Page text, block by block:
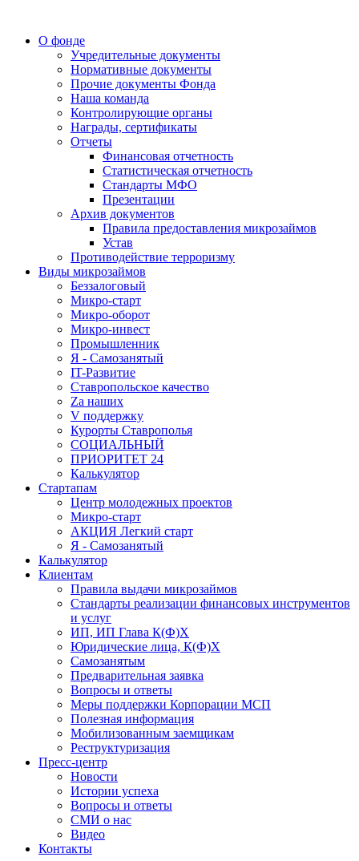
О фонде
Учредительные документы
Нормативные документы
Прочие документы Фонда
Наша команда
Контролирующие органы
Награды, сертификаты
Отчеты
Финансовая отчетность
Статистическая отчетность
Стандарты МФО
Презентации
Архив документов
Правила предоставления микрозаймов
Устав
Противодействие терроризму
Виды микрозаймов
Беззалоговый
Микро-старт
Микро-оборот
Микро-инвест
Промышленник
Я - Самозанятый
IT-Развитие
Ставропольское качество
Za наших
V поддержку
Курорты Ставрополья
СОЦИАЛЬНЫЙ
ПРИОРИТЕТ 24
Калькулятор
Стартапам
Центр молодежных проектов
Микро-старт
АКЦИЯ Легкий старт
Я - Самозанятый
Калькулятор
Клиентам
Правила выдачи микрозаймов
Стандарты реализации финансовых инструментов
и услуг
ИП, ИП Глава К(Ф)Х
Юридические лица, К(Ф)Х
Самозанятым
Предварительная заявка
Вопросы и ответы
Меры поддержки Корпорации МСП
Полезная информация
Мобилизованным заемщикам
Реструктуризация
Пресс-центр
Новости
Истории успеха
Вопросы и ответы
СМИ о нас
Видео
Контакты